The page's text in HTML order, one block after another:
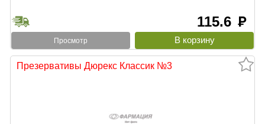
115.6 руб
Просмотр
Презервативы Дюрекс Классик №3